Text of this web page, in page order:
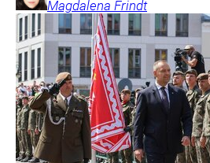
Magdalena Frindt